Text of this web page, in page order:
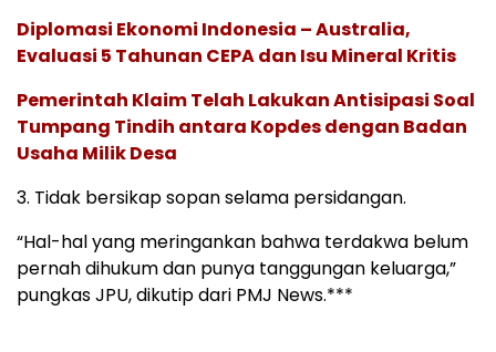
Diplomasi Ekonomi Indonesia – Australia,
Evaluasi 5 Tahunan CEPA dan Isu Mineral Kritis
Pemerintah Klaim Telah Lakukan Antisipasi Soal
Tumpang Tindih antara Kopdes dengan Badan
Usaha Milik Desa
3. Tidak bersikap sopan selama persidangan.
“Hal-hal yang meringankan bahwa terdakwa belum
pernah dihukum dan punya tanggungan keluarga,”
pungkas JPU, dikutip dari PMJ News.***